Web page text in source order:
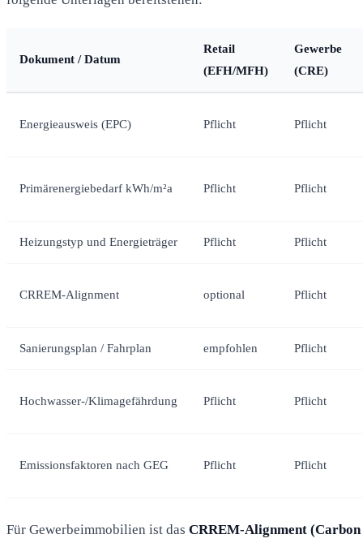
Dokument / Datum
Retail
(EFH/MFH)
Gewerbe
(CRE)
Energieausweis (EPC) Pflicht Pflicht
Primärenergiebedarf kWh/m²a Pflicht Pflicht
Heizungstyp und Energieträger Pflicht Pflicht
CRREM-Alignment optional Pflicht
Sanierungsplan / Fahrplan empfohlen Pflicht
Hochwasser-/Klimagefährdung Pflicht Pflicht
Emissionsfaktoren nach GEG Pflicht Pflicht
Für Gewerbeimmobilien ist das CRREM-Alignment (Carbon